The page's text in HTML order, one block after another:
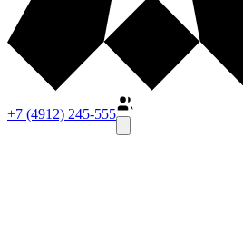
+7 (4912) 245-555